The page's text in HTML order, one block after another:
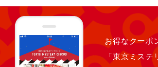
お得なクーポ
「東京ミス